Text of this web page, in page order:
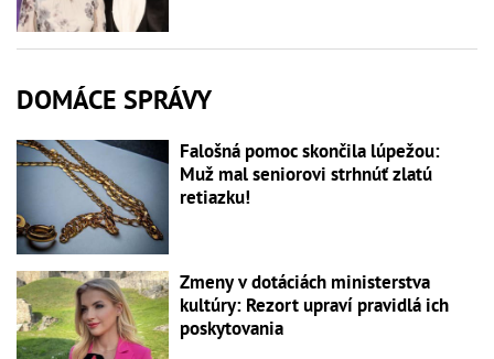
DOMÁCE SPRÁVY
Falošná pomoc skončila lúpežou:
Muž mal seniorovi strhnúť zlatú
retiazku!
Zmeny v dotáciách ministerstva
kultúry: Rezort upraví pravidlá ich
poskytovania